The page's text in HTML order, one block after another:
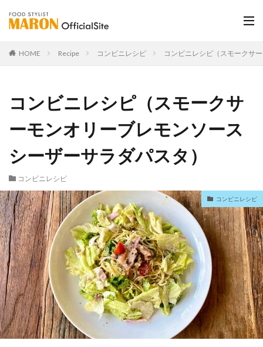
HOME Recipe コンビニレシピ コンビニレシピ（スモークサ
コンビニレシピ（スモークサ
ーモンオリーブレモンソース
シーザーサラダパスタ）
コンビニレシピ
コンビニレシピ